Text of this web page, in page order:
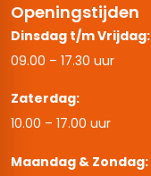
Openingstijden
Dinsdag t/m Vrijdag:
09.00 – 17.30 uur
Zaterdag:
10.00 – 17.00 uur
Maandag & Zondag: